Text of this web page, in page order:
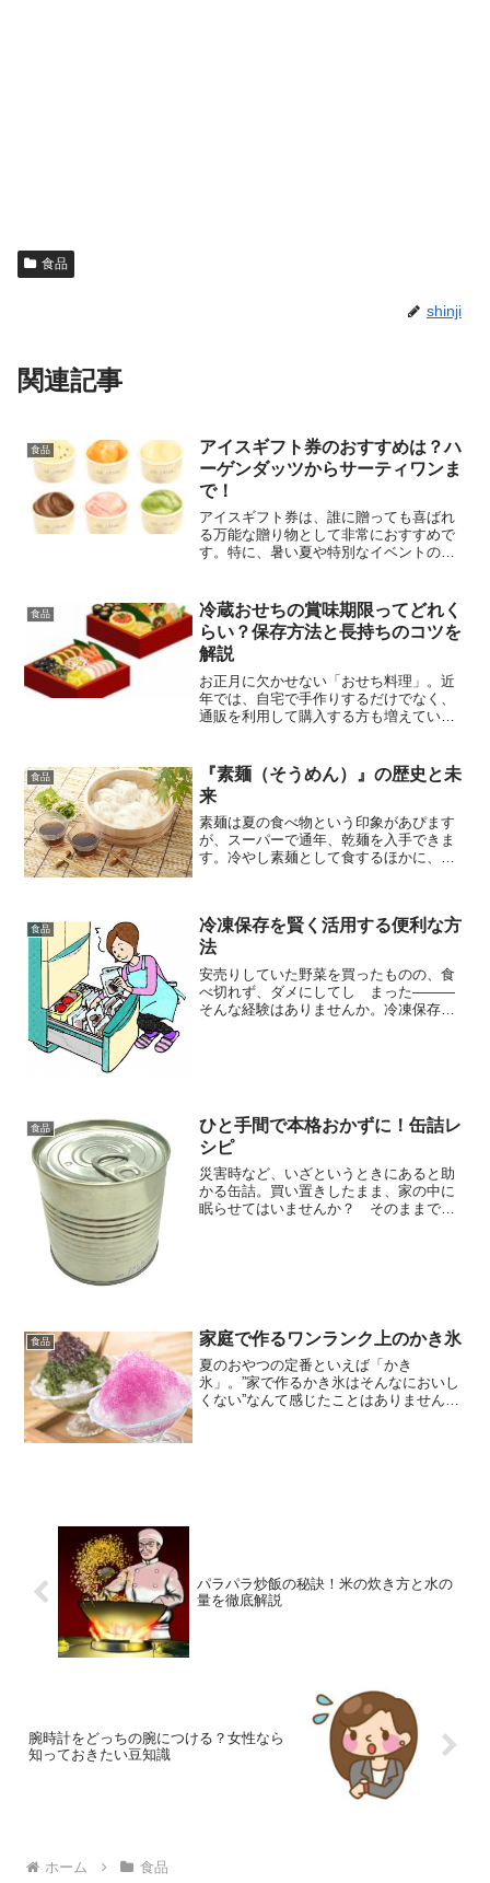
食品
shinji
関連記事
食品
アイスギフト券のおすすめは？ハ
ーゲンダッツからサーティワンま
で！
アイスギフト券は、誰に贈っても喜ばれ
る万能な贈り物として非常におすすめで
す。特に、暑い夏や特別なイベントの際
のブランドもハーゲンダッツやサーティ
ワンといった人気ブランド...
食品
冷蔵おせちの賞味期限ってどれく
らい？保存方法と長持ちのコツを
解説
お正月に欠かせない「おせち料理」。近
年では、自宅で手作りするだけでなく、
通販を利用して購入する方も増えていま
しておく必要があります。本記事では、
冷蔵おせちの賞味期限とそ...
食品
『素麺（そうめん）』の歴史と未
来
素麺は夏の食べ物という印象があぴます
が、スーパーで通年、乾麺を入手できま
す。冷やし素麺として食するほかに、熱
ため、瀬戸内地方の「鯛素...
食品
冷凍保存を賢く活用する便利な方
法
安売りしていた野菜を買ったものの、食
べ切れず、ダメにしてし まった―――
そんな経験はありませんか。冷凍保存を
食品
ひと手間で本格おかずに！缶詰レ
シピ
災害時など、いざというときにあると助
かる缶詰。買い置きしたまま、家の中に
眠らせてはいませんか？ そのままでも
食品 家庭で作るワンランク上のかき氷
夏のおやつの定番といえば「かき
氷」。”家で作るかき氷はそんなにおいし
くない”なんて感じたことはありません
パラパラ炒飯の秘訣！米の炊き方と水の
量を徹底解説
腕時計をどっちの腕につける？女性なら
知っておきたい豆知識
ホーム 食品